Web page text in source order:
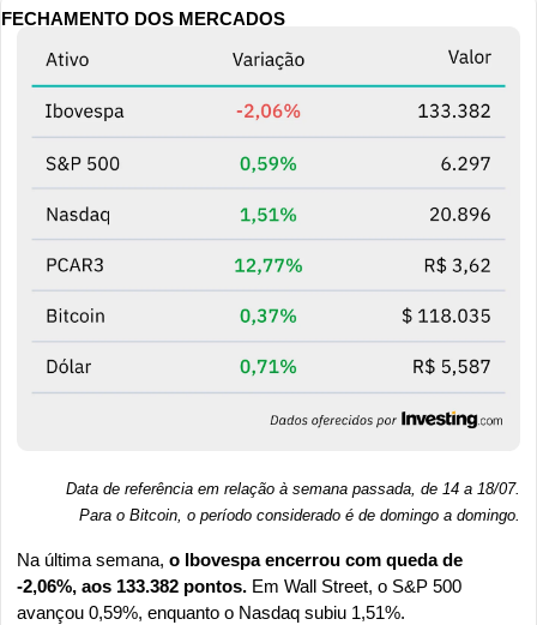
FECHAMENTO DOS MERCADOS
Data de referência em relação à semana passada, de 14 a 18/07.
Para o Bitcoin, o período considerado é de domingo a domingo.
Na última semana, o Ibovespa encerrou com queda de
-2,06%, aos 133.382 pontos. Em Wall Street, o S&P 500
avançou 0,59%, enquanto o Nasdaq subiu 1,51%.